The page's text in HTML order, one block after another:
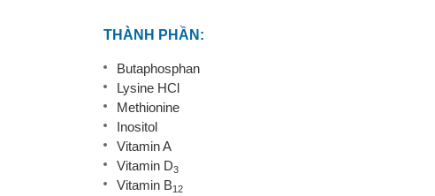
THÀNH PHẦN:
Butaphosphan
Lysine HCl
Methionine
Inositol
Vitamin A
Vitamin D3
Vitamin B12